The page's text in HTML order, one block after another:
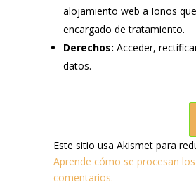
alojamiento web a Ionos
encargado de tratamiento.
Derechos: Acceder,
datos.
Este sitio usa Akismet para
Aprende cómo se procesan
comentarios.